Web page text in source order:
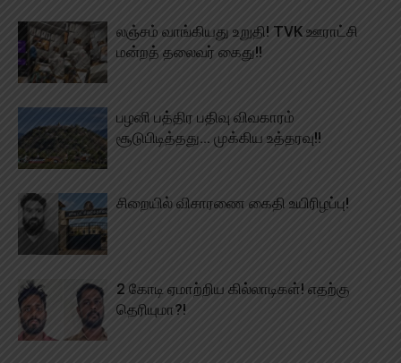
லஞ்சம் வாங்கியது உறுதி! TVK ஊராட்சி
மன்றத் தலைவர் கைது!!
பழனி பத்திர பதிவு விவகாரம்
சூடுபிடித்தது… முக்கிய உத்தரவு!!
சிறையில் விசாரணை கைதி உயிரிழப்பு!
2 கோடி ஏமாற்றிய கில்லாடிகள்! எதற்கு
தெரியுமா?!